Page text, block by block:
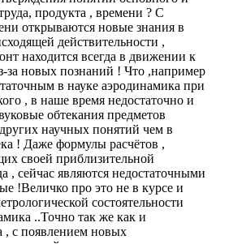
продукта , времени ? С
открываются новые знания в
действительности ,
находится всегда в движении к
за новых познаний ! Что ,например
в науке аэродинамика при
, в наше время недостаточно и
обтекания предметов
научных понятий чем в
! Даже формулы расчётов ,
своей приблизительной
, сейчас являются недостаточными
!Величко про это не в курсе и
состоятельности
..Точно так же как и
, с появлением новых